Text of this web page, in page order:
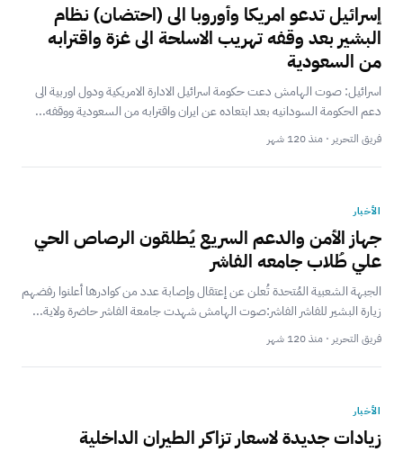
‎إسرائيل تدعو امريكا وأوروبا الى (احتضان) نظام
البشير بعد وقفه تهريب الاسلحة الى غزة واقترابه
من السعودية
‎اسرائيل: صوت الهامش ‎دعت حكومة اسرائيل الادارة الامريكية ودول اوربية الى
دعم الحكومة السودانيه بعد ابتعاده عن ايران واقترابه من السعودية ووقفه...
فريق التحرير · منذ 120 شهر
الأخبار
جهاز الأمن والدعم السريع يُطلقون الرصاص الحي
علي طُلاب جامعه الفاشر
الجبهة الشعبية المُتحدة تُعلن عن إعتقال وإصابة عدد من كوادرها أعلنوا رفضهم
زيارة البشير للفاشر الفاشر:صوت الهامش شهدت جامعة الفاشر حاضرة ولاية...
فريق التحرير · منذ 120 شهر
الأخبار
زيادات جديدة لاسعار تزاكر الطيران الداخلية